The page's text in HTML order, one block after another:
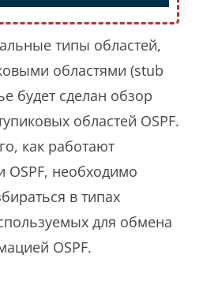
типы областей,
областями (stub
будет сделан обзор
областей OSPF.
как работают
OSPF, необходимо
в типах
для обмена
OSPF.